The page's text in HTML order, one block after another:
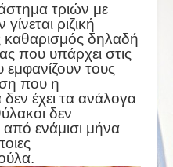
τριών με
ριζική
καθαρισμός δηλαδή
που υπάρχει στις
εμφανίζουν τους
που η
έχει τα ανάλογα
δεν
από ενάμισι μήνα